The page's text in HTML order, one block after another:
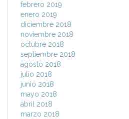
febrero 2019
enero 2019
diciembre 2018
noviembre 2018
octubre 2018
septiembre 2018
agosto 2018
julio 2018
junio 2018
mayo 2018
abril 2018
marzo 2018